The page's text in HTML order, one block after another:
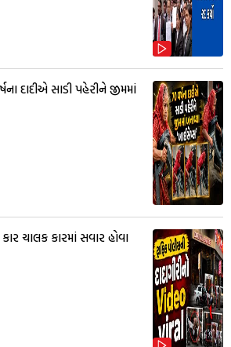
દાદીએ સાડી પહેરીને જીમમાં
ચાલક કારમાં સવાર હોવા